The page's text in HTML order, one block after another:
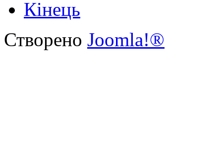
Кінець
Створено Joomla!®